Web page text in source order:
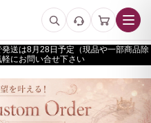
送は
予定（現品や一部商品除
にお問い合せ下さい